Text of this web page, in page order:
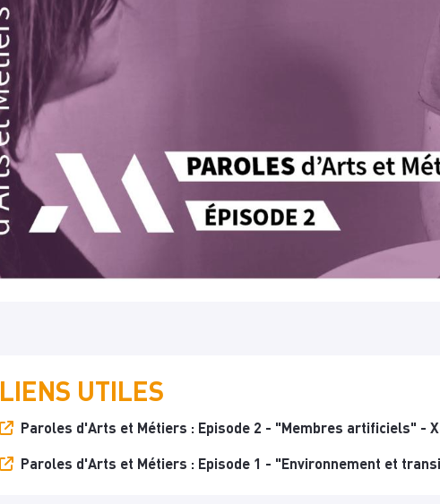
LIENS UTILES
Paroles d'Arts et Métiers : Episode 2 - "Membres artificiels" -
Paroles d'Arts et Métiers : Episode 1 - "Environnement et